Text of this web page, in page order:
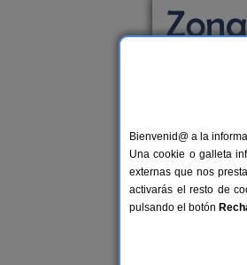
Los
nuestra
Bienvenid@ a la
Una cookie o galleta
externas que nos
activarás el resto de
pulsando el botón